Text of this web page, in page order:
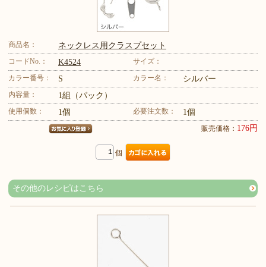
商品名： ネックレス用クラスプセット
コードNo.： K4524
サイズ：
カラー番号：
S カラー名： シルバー
内容量： 1組（パック）
使用個数： 1個 必要注文数： 1個
販売価格： 176円
個
その他のレシピはこちら